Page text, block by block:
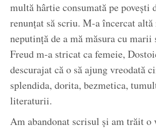
multă hârtie consumată pe povești
renunțat să scriu. M-a încercat altă
neputință de a mă măsura cu
Freud m-a stricat ca femeie,
descurajat că o să ajung vreodată
splendida, dorita, bezmetica,
literaturii.
Am abandonat scrisul și am trăit